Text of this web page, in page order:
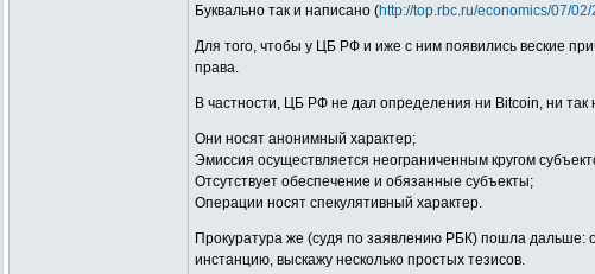
Буквально так и написано (http://top.rbc.ru/economics/07/
Для того, чтобы у ЦБ РФ и иже с ним появились веские
права.
В частности, ЦБ РФ не дал определения ни Bitcoin, ни
Они носят анонимный характер;
Эмиссия осуществляется неограниченным кругом
Отсутствует обеспечение и обязанные субъекты;
Операции носят спекулятивный характер.
Прокуратура же (судя по заявлению РБК) пошла дальше:
инстанцию, выскажу несколько простых тезисов.